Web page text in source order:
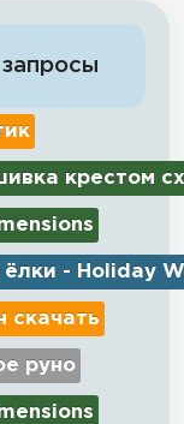
крестом
- Holiday
скачать
руно